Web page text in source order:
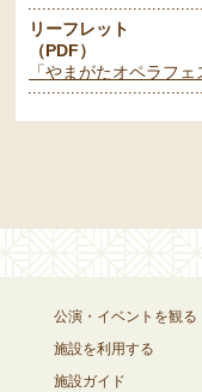
リーフレット
（PDF）
「やまがたオペラフ
公演・イベントを観る
施設を利用する
施設ガイド